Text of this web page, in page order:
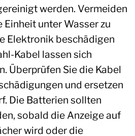
werden. Vermeiden
Einheit unter Wasser zu
Elektronik beschädigen
Kabel lassen sich
Überprüfen Sie die Kabel
und ersetzen
Die Batterien sollten
sobald die Anzeige auf
wird oder die